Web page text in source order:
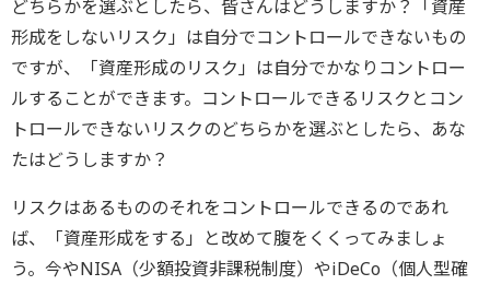
どちらかを選ぶとしたら、皆さんはどうしますか？「資産
形成をしないリスク」は自分でコントロールできないもの
ですが、「資産形成のリスク」は自分でかなりコントロー
ルすることができます。コントロールできるリスクとコン
トロールできないリスクのどちらかを選ぶとしたら、あな
たはどうしますか？
リスクはあるもののそれをコントロールできるのであれ
ば、「資産形成をする」と改めて腹をくくってみましょ
う。今やNISA（少額投資非課税制度）やiDeCo（個人型確